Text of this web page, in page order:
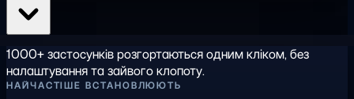
1000+ застосунків розгортаються одним кліком, без
налаштування та зайвого клопоту.
НАЙЧАСТІШЕ ВСТАНОВЛЮЮТЬ